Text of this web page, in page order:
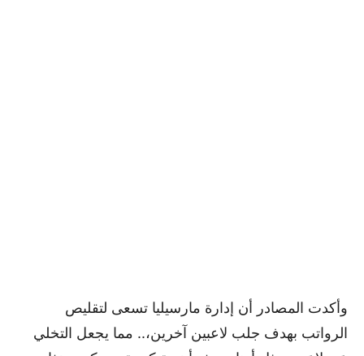
وأكدت المصادر أن إدارة مارسيليا تسعى لتقليص
الرواتب بهدف جلب لاعبين آخرين،.. مما يجعل التخلي